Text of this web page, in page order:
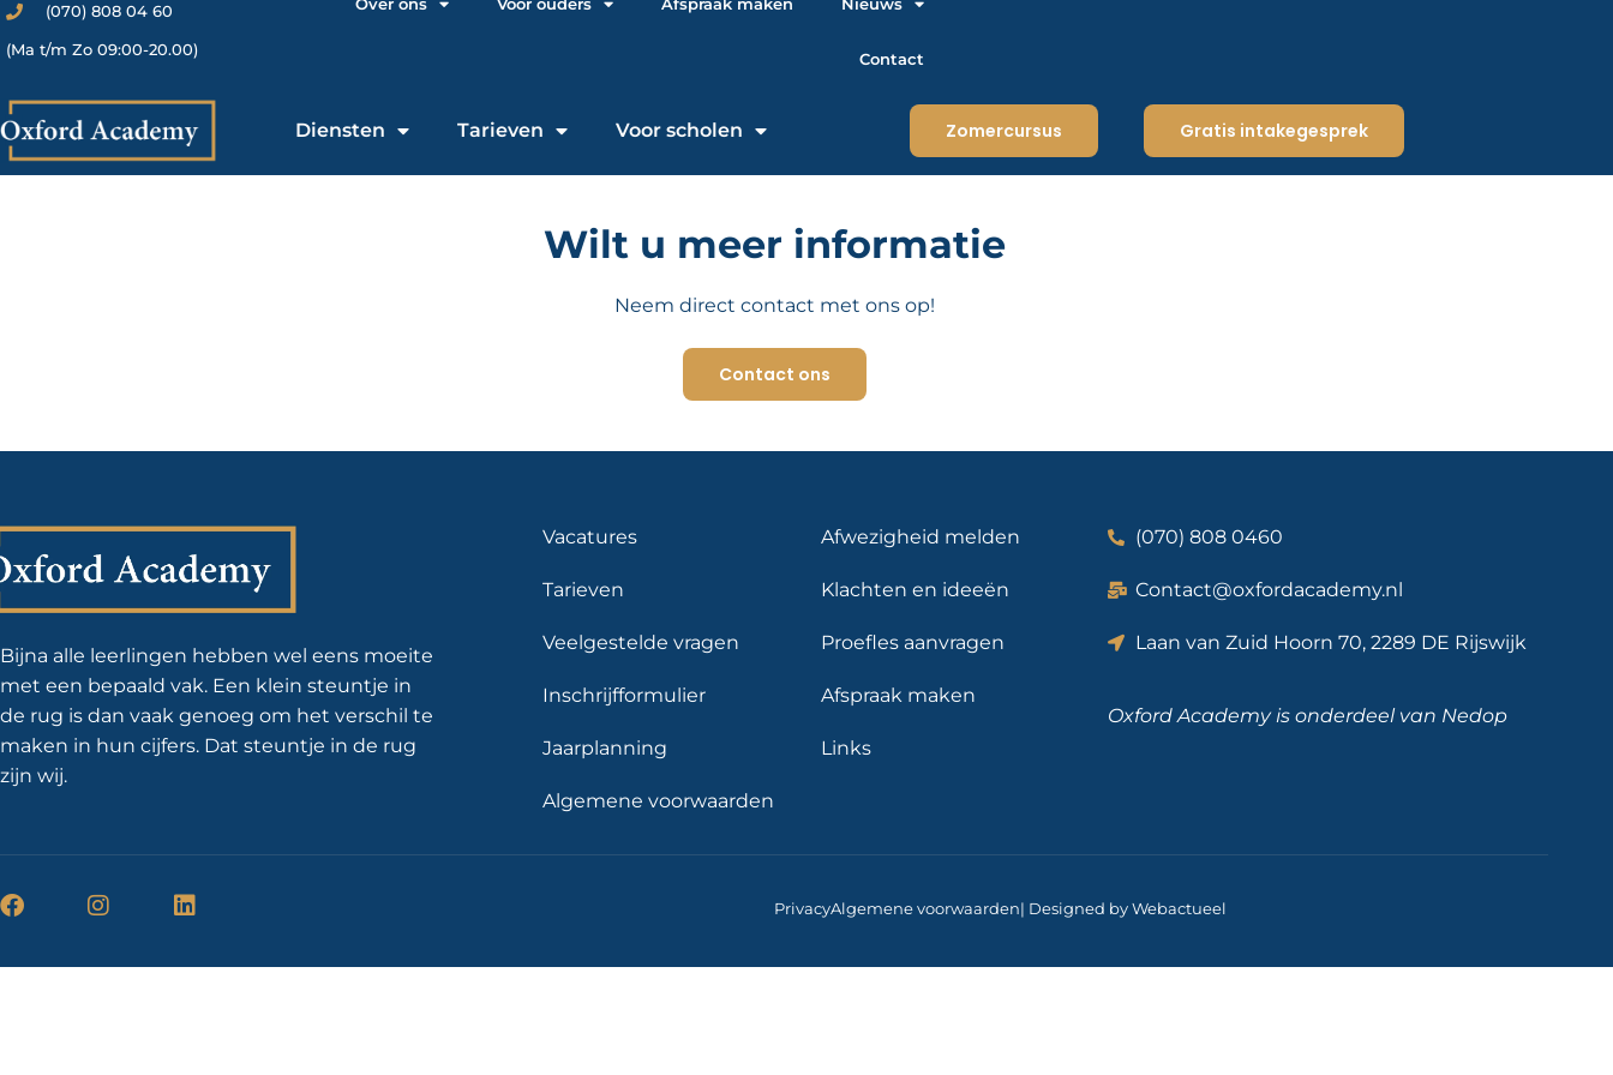
(070) 808 04 60
(Ma t/m Zo 09:00-20.00) Contact
Diensten Tarieven Voor scholen Zomercursus Gratis intakegesprek
Wilt u meer informatie
Neem direct contact met ons op!
Contact ons
Bijna alle leerlingen hebben wel eens moeite
met een bepaald vak. Een klein steuntje in
de rug is dan vaak genoeg om het verschil te
maken in hun cijfers. Dat steuntje in de rug
zijn wij.
Vacatures
Tarieven
Veelgestelde vragen
Inschrijfformulier
Jaarplanning
Algemene voorwaarden
Afwezigheid melden
Klachten en ideeën
Proefles aanvragen
Afspraak maken
Links
(070) 808 0460
Contact@oxfordacademy.nl
Laan van Zuid Hoorn 70, 2289 DE Rijswijk
Oxford Academy is onderdeel van Nedop
PrivacyAlgemene voorwaarden| Designed by Webactueel